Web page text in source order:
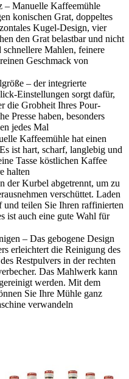
– Manuelle Kaffeemühle
konischen Grat, doppeltes
Kugel-Design, vier
den Grat belastbar und nicht
schnellere Mahlen, feinere
Geschmack von
– der integrierte
Einstellungen sorgt dafür,
die Grobheit Ihres Pour-
Presse haben, besonders
jedes Mal
Kaffeemühle hat einen
ist hart, scharf, langlebig und
Tasse köstlichen Kaffee
halten
der Kurbel abgetrennt, um zu
verschüttet. Laden
teilen Sie Ihren raffinierten
ist auch eine gute Wahl für
– Das gebogene Design
erleichtert die Reinigung des
Restpulvers in der rechten
Das Mahlwerk kann
werden. Mit dem
Sie Ihre Mühle ganz
verwandeln